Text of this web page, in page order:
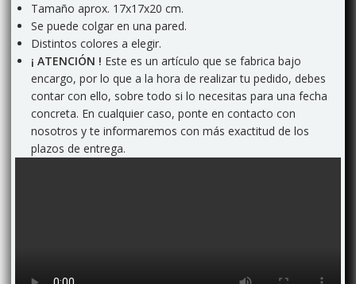
Tamaño aprox. 17x17x20 cm.
Se puede colgar en una pared.
Distintos colores a elegir.
¡ ATENCIÓN ! Este es un artículo que se fabrica bajo
encargo, por lo que a la hora de realizar tu pedido, debes
contar con ello, sobre todo si lo necesitas para una fecha
concreta. En cualquier caso, ponte en contacto con
nosotros y te informaremos con más exactitud de los
plazos de entrega.